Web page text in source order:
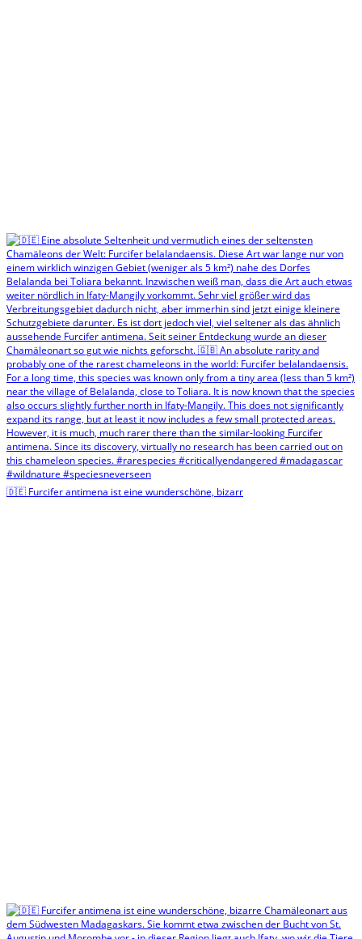
🇩🇪 Furcifer antimena ist eine wunderschöne, bizarr